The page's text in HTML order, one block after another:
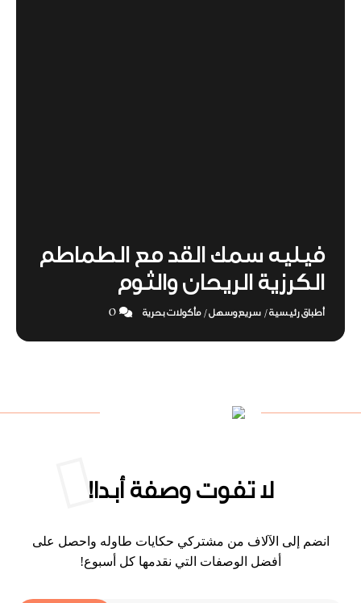
فيليه سمك القد مع الطماطم
الكرزية الريحان والثوم
أطباق رئيسية/ سريع وسهل/ مأكولات بحرية
لا تفوت وصفة أبدا!
انضم إلى الآلاف من مشتركي حكايات طاوله واحصل على
أفضل الوصفات التي نقدمها كل أسبوع!